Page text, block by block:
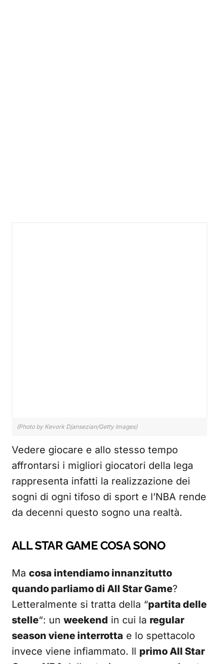
(Photo by Kevork Djansezian/Getty Images)
Vedere giocare e allo stesso tempo
affrontarsi i migliori giocatori della lega
rappresenta infatti la realizzazione dei
sogni di ogni tifoso di sport e l’NBA rende
da decenni questo sogno una realtà.
ALL STAR GAME COSA SONO
Ma cosa intendiamo innanzitutto
quando parliamo di All Star Game?
Letteralmente si tratta della “partita delle
stelle“: un weekend in cui la regular
season viene interrotta e lo spettacolo
invece viene infiammato. Il primo All Star